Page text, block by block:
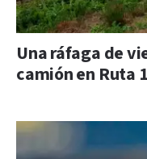
Una ráfaga de
camión en Ruta